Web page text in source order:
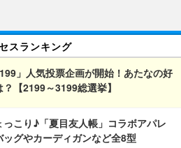
スランキング
」人気投票企画が開始！あたなの好
【2199～3199総選挙】
っこり♪「夏目友人帳」コラボアパレ
ッグやカーディガンなど全8型